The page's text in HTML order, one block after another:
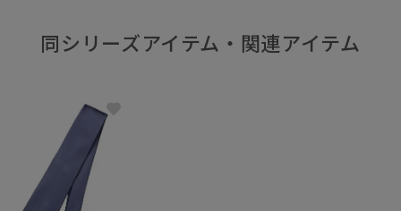
同シリーズアイテム・関連アイテム